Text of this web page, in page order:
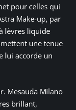
pour celles qui
Make-up, par
lèvres liquide
une tenue
lui accorde un
Mesauda Milano
brillant,